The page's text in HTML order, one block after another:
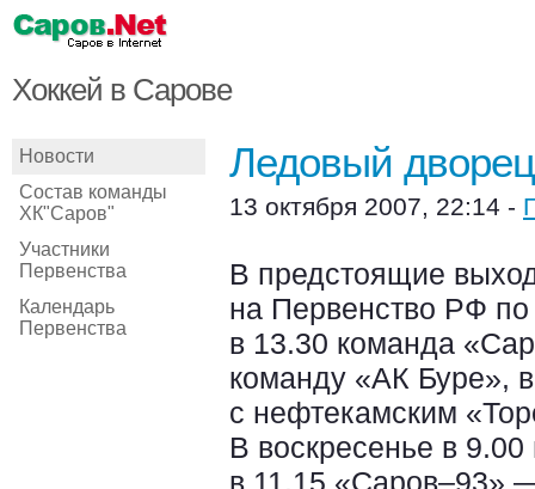
Хоккей в Сарове
Новости
Состав команды
ХК"Саров"
Участники
Первенства
Календарь
Первенства
Ледовый
13 октября 2007, 22:14 -
В предстоящие
на Первенство РФ
в 13.30 команда
команду «АК Буре»,
с нефтекамским
В воскресенье в
в 11.15 «Саров–93»